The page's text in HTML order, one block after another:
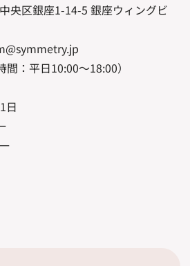
央区銀座1-14-5 銀座ウィングビ
間：平日10:00〜18:00）
日